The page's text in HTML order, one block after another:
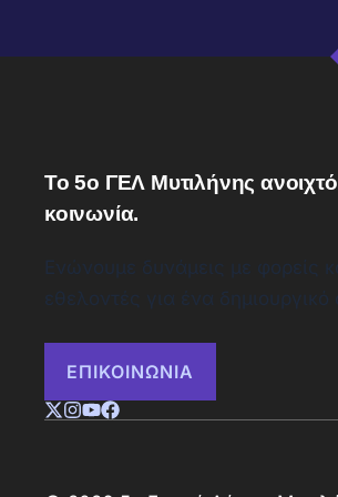
Το 5ο ΓΕΛ Μυτιλήνης
κοινωνία.
Ενώνουμε δυνάμεις με φορείς
εθελοντές για ένα δημιουργικό
ΕΠΙΚΟΙΝΩΝΙΑ